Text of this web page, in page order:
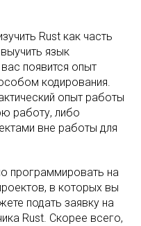
Rust как часть
язык
появится опыт
кодирования.
опыт работы
работу, либо
вне работы для
программировать на
в которых вы
подать заявку на
Rust. Скорее всего,